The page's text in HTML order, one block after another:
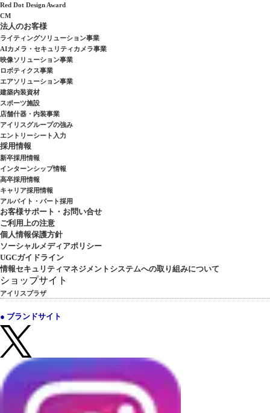
Red Dot Design Award
CM
法人のお客様
ライティングソリューション事業
AIカメラ・セキュリティカメラ事業
映像ソリューション事業
ロボティクス事業
エアソリューション事業
建築内装資材
スポーツ施設
店舗什器・内装事業
アイリスグループの強み
エントリーシート入力
採用情報
新卒採用情報
インターンシップ情報
高卒採用情報
キャリア採用情報
アルバイト・パート採用
お客様サポート・お問い合せ
ご利用上の注意
個人情報保護方針
ソーシャルメディアポリシー
UGCガイドライン
情報セキュリティマネジメントシステムへの取り組みについて
ショップサイト
アイリスプラザ
● ブランドサイト